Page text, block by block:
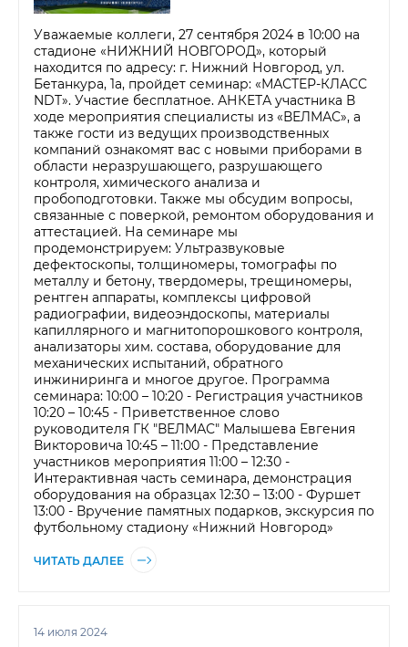
Уважаемые коллеги, 27 сентября 2024 в 10:00 на
стадионе «НИЖНИЙ НОВГОРОД», который
находится по адресу: г. Нижний Новгород, ул.
Бетанкура, 1а, пройдет семинар: «МАСТЕР-КЛАСС
NDT». Участие бесплатное. АНКЕТА участника В
ходе мероприятия специалисты из «ВЕЛМАС», а
также гости из ведущих производственных
компаний ознакомят вас с новыми приборами в
области неразрушающего, разрушающего
контроля, химического анализа и
пробоподготовки. Также мы обсудим вопросы,
связанные с поверкой, ремонтом оборудования и
аттестацией. На семинаре мы
продемонстрируем: Ультразвуковые
дефектоскопы, толщиномеры, томографы по
металлу и бетону, твердомеры, трещиномеры,
рентген аппараты, комплексы цифровой
радиографии, видеоэндоскопы, материалы
капиллярного и магнитопорошкового контроля,
анализаторы хим. состава, оборудование для
механических испытаний, обратного
инжиниринга и многое другое. Программа
семинара: 10:00 – 10:20 - Регистрация участников
10:20 – 10:45 - Приветственное слово
руководителя ГК "ВЕЛМАС" Малышева Евгения
Викторовича 10:45 – 11:00 - Представление
участников мероприятия 11:00 – 12:30 -
Интерактивная часть семинара, демонстрация
оборудования на образцах 12:30 – 13:00 - Фуршет
13:00 - Вручение памятных подарков, экскурсия по
футбольному стадиону «Нижний Новгород»
ЧИТАТЬ ДАЛЕЕ
14 июля 2024